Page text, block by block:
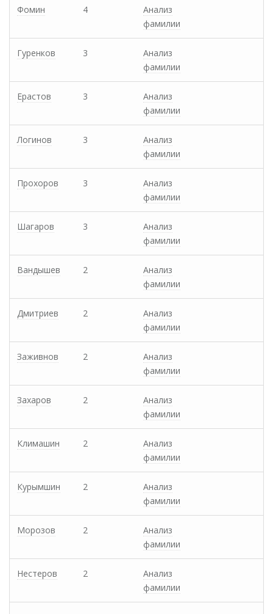
Фомин 4
Анализ
фамилии
Гуренков 3
Анализ
фамилии
Ерастов 3
Анализ
фамилии
Логинов 3
Анализ
фамилии
Прохоров 3
Анализ
фамилии
Шагаров 3
Анализ
фамилии
Вандышев 2
Анализ
фамилии
Дмитриев 2
Анализ
фамилии
Заживнов 2
Анализ
фамилии
Захаров 2
Анализ
фамилии
Климашин 2
Анализ
фамилии
Курымшин 2
Анализ
фамилии
Морозов 2
Анализ
фамилии
Нестеров 2
Анализ
фамилии